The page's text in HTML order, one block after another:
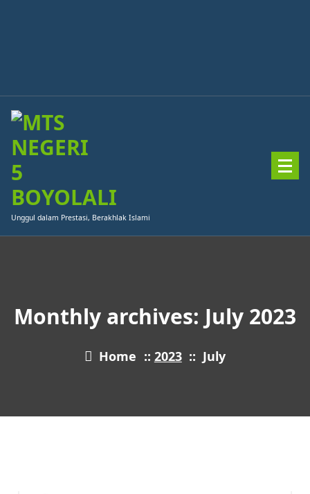
Unggul dalam Prestasi, Berakhlak Islami
Monthly archives: July 2023
Home :: 2023:: July